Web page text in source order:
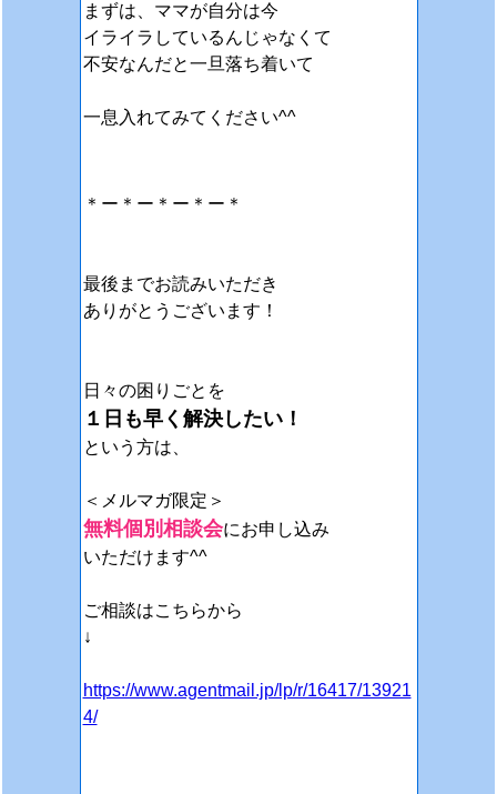
まずは、ママが自分は今
イライラしているんじゃなくて
不安なんだと一旦落ち着いて
一息入れてみてください^^
＊ー＊ー＊ー＊ー＊
最後までお読みいただき
ありがとうございます！
日々の困りごとを
１日も早く解決したい！
という方は、
＜メルマガ限定＞
無料個別相談会にお申し込み
いただけます^^
ご相談はこちらから
↓
https://www.agentmail.jp/lp/r/16417/13921
4/